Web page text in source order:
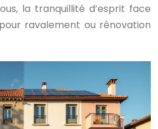
la tranquillité d’esprit face
ravalement ou rénovation